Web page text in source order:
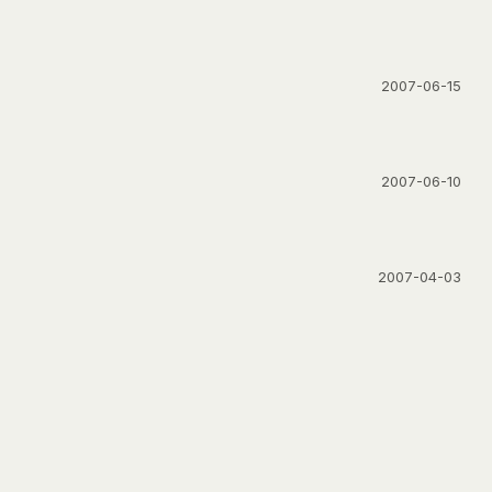
2007-06-15
2007-06-10
2007-04-03